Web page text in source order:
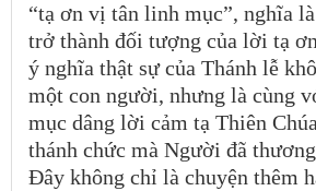
“tạ ơn vị tân linh mục”, nghĩa
trở thành đối tượng của lời tạ
ý nghĩa thật sự của Thánh lễ
một con người, nhưng là cùng
mục dâng lời cảm tạ Thiên
thánh chức mà Người đã
Đây không chỉ là chuyện thêm